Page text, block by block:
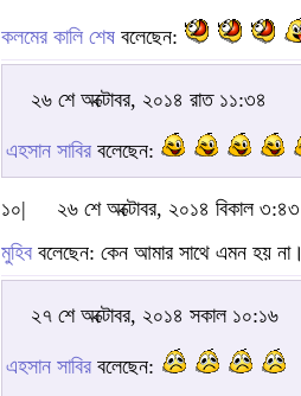
কলমের কালি শেষ বলেছেন:
২৬ শে অক্টোবর, ২০১৪ রাত ১১:৩৪
এহসান সাবির বলেছেন:
১০|
২৬ শে অক্টোবর, ২০১৪ বিকাল ৩:৪৩
মুহিব বলেছেন: কেন আমার সাথে এমন হয় না।
২৭ শে অক্টোবর, ২০১৪ সকাল ১০:১৬
এহসান সাবির বলেছেন: